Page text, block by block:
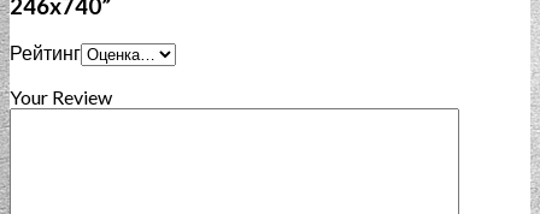
246x740”
Рейтинг
Your Review